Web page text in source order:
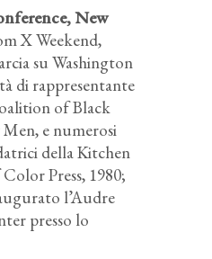
New
X Weekend,
su Washington
di rappresentante
of Black
Men, e numerosi
della Kitchen
Press, 1980;
l’Audre
presso lo